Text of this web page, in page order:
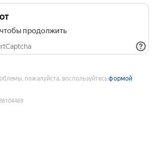
продолжить
пожалуйста, воспользуйтесьформой